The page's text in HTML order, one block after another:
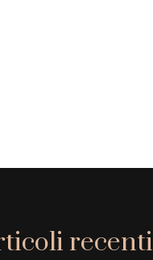
recenti